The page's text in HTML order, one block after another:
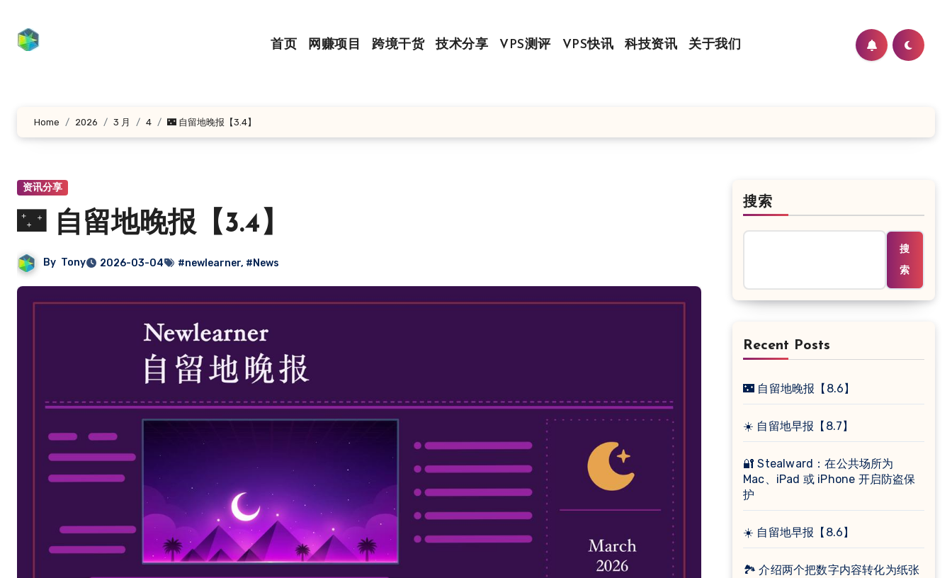
首页 网赚项目 跨境干货 技术分享 VPS测评 VPS快讯 科技资讯 关于我们
Home 2026 3 月 4 🌃 自留地晚报【3.4】
资讯分享
🌃 自留地晚报【3.4】
By Tony 2026-03-04 #newlearner, #News
搜索
搜
索
Recent Posts
🌃 自留地晚报【8.6】
☀️ 自留地早报【8.7】
🔐 Stealward：在公共场所为
Mac、iPad 或 iPhone 开启防盗保
护
☀️ 自留地早报【8.6】
🏞 介绍两个把数字内容转化为纸张